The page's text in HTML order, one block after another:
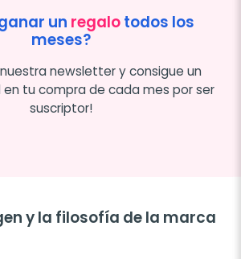
un regalotodos los
meses?
newsletter y consigue un
tu compra de cada mes por ser
suscriptor!
y la filosofía de la marca